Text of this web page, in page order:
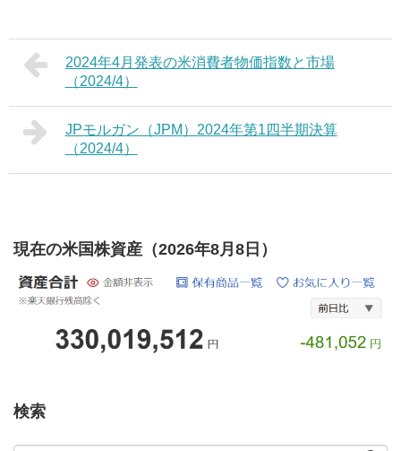
2024年4月発表の米消費者物価指数と市場
（2024/4）
JPモルガン（JPM）2024年第1四半期決算
（2024/4）
現在の米国株資産（2026年8月8日）
検索